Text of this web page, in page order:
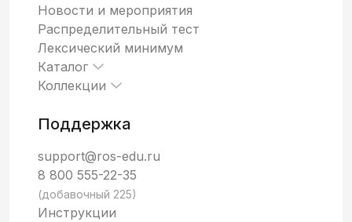
Новости и мероприятия
Распределительный тест
Лексический минимум
Каталог
Коллекции
Поддержка
support@ros-edu.ru
8 800 555-22-35
(добавочный 225)
Инструкции